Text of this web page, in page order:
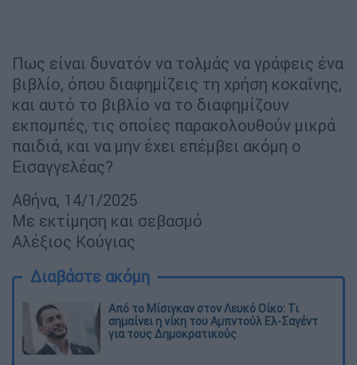
Πως είναι δυνατόν να τολμάς να γράφεις ένα
βιβλίο, όπου διαφημίζεις τη χρήση κοκαΐνης,
και αυτό το βιβλίο να το διαφημίζουν
εκπομπές, τις οποίες παρακολουθούν μικρά
παιδιά, και να μην έχει επέμβει ακόμη ο
Εισαγγελέας?
Αθήνα, 14/1/2025
Με εκτίμηση και σεβασμό
Αλέξιος Κούγιας
Διαβάστε ακόμη
Από το Μίσιγκαν στον Λευκό Οίκο: Τι
σημαίνει η νίκη του Αμπντούλ Ελ-Σαγέντ
για τους Δημοκρατικούς